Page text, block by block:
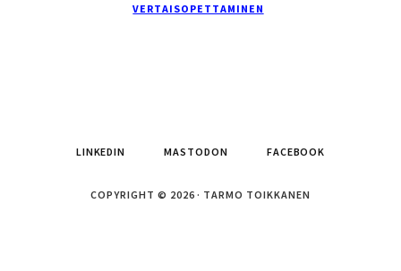
VERTAISOPETTAMINEN
LINKEDIN MASTODON FACEBOOK
COPYRIGHT © 2026 · TARMO TOIKKANEN